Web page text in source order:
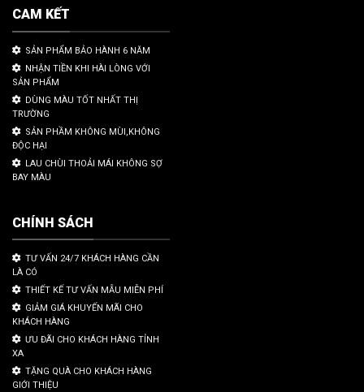
CAM KẾT
SẢN PHẨM BẢO HÀNH 6 NĂM
NHẬN TIỀN KHI HÀI LÒNG VỚI
SẢN PHẨM
DÙNG MÀU TỐT NHẤT THỊ
TRƯỜNG
SẢN PHẦM KHÔNG MÙI,KHÔNG
ĐỘC HẠI
LAU CHÙI THOẢI MÁI KHÔNG SỢ
BAY MÀU
CHÍNH SÁCH
TƯ VẤN 24/7 KHÁCH HÀNG CẦN
LÀ CÓ
THIẾT KẾ TƯ VẤN MẪU MIỄN PHÍ
GIẢM GIÁ KHUYẾN MÃI CHO
KHÁCH HÀNG
ƯU ĐÃI CHO KHÁCH HÀNG TỈNH
XA
TẶNG QUÀ CHO KHÁCH HÀNG
GIỚI THIỆU